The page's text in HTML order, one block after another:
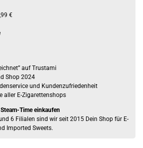
€
auf Trustami
Shop 2024
und Kundenzufriedenheit
aller E-Zigarettenshops
Time einkaufen
6 Filialen sind wir seit 2015 Dein Shop für E-
Imported Sweets.